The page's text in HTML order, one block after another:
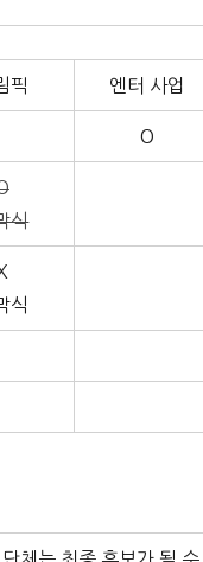
픽 엔터 사업
O
식
식